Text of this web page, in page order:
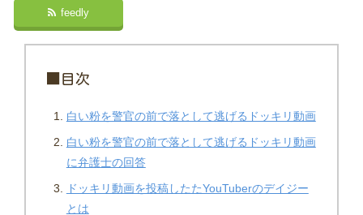
feedly
■目次
白い粉を警官の前で落として逃げるドッキリ動画
白い粉を警官の前で落として逃げるドッキリ動画
に弁護士の回答
ドッキリ動画を投稿したたYouTuberのデイジー
とは